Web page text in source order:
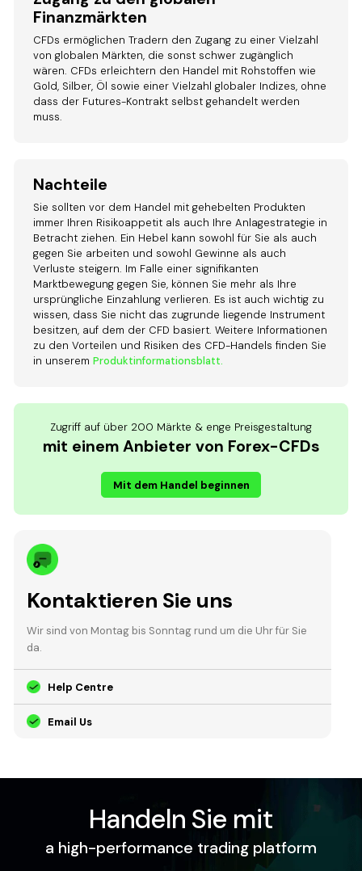
Finanzmärkten
CFDs ermöglichen Tradern den Zugang zu einer Vielzahl
von globalen Märkten, die sonst schwer zugänglich
wären. CFDs erleichtern den Handel mit Rohstoffen wie
Gold, Silber, Öl sowie einer Vielzahl globaler Indizes, ohne
dass der Futures-Kontrakt selbst gehandelt werden
muss.
Nachteile
Sie sollten vor dem Handel mit gehebelten Produkten
immer Ihren Risikoappetit als auch Ihre Anlagestrategie in
Betracht ziehen. Ein Hebel kann sowohl für Sie als auch
gegen Sie arbeiten und sowohl Gewinne als auch
Verluste steigern. Im Falle einer signifikanten
Marktbewegung gegen Sie, können Sie mehr als Ihre
ursprüngliche Einzahlung verlieren. Es ist auch wichtig zu
wissen, dass Sie nicht das zugrunde liegende Instrument
besitzen, auf dem der CFD basiert. Weitere Informationen
zu den Vorteilen und Risiken des CFD-Handels finden Sie
in unseremProduktinformationsblatt.
Zugriff auf über 200 Märkte & enge Preisgestaltung
mit einem Anbieter von Forex-CFDs
Mit dem Handel beginnen
Kontaktieren Sie uns
Wir sind von Montag bis Sonntag rund um die Uhr für Sie
da.
Help Centre
Email Us
Handeln Sie mit
a high-performance trading platform